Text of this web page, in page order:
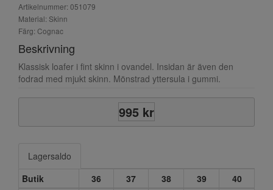
Artikelnummer: 051079
Material: Skinn
Färg: Cognac
Beskrivning
Klassisk loafer i fint skinn i ovandel. Insidan är även den
fodrad med mjukt skinn. Mönstrad yttersula i gummi.
995 kr
Lagersaldo
Butik
36 37 38 39 40